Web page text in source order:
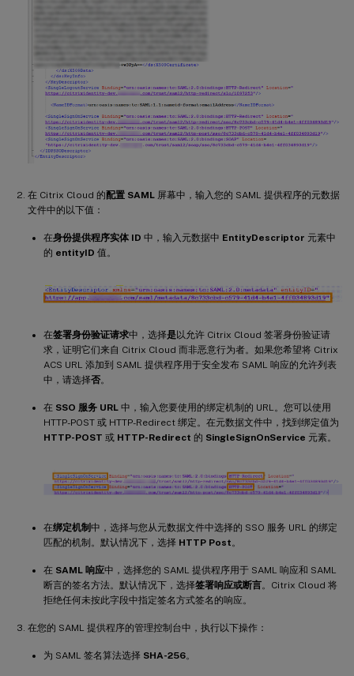
在 Citrix Cloud 的配置 SAML 屏幕中，输入您的 SAML 提供程序的元数据
文件中的以下值：
在身份提供程序实体 ID 中，输入元数据中 EntityDescriptor 元素中
的 entityID 值。
在签署身份验证请求中，选择是以允许 Citrix Cloud 签署身份验证请
求，证明它们来自 Citrix Cloud 而非恶意行为者。如果您希望将 Citrix
ACS URL 添加到 SAML 提供程序用于安全发布 SAML 响应的允许列表
中，请选择否。
在 SSO 服务 URL 中，输入您要使用的绑定机制的 URL。您可以使用
HTTP-POST 或 HTTP-Redirect 绑定。在元数据文件中，找到绑定值为
HTTP-POST 或 HTTP-Redirect 的 SingleSignOnService 元素。
在绑定机制中，选择与您从元数据文件中选择的 SSO 服务 URL 的绑定
匹配的机制。默认情况下，选择 HTTP Post。
在 SAML 响应中，选择您的 SAML 提供程序用于 SAML 响应和 SAML
断言的签名方法。默认情况下，选择签署响应或断言。Citrix Cloud 将
拒绝任何未按此字段中指定签名方式签名的响应。
在您的 SAML 提供程序的管理控制台中，执行以下操作：
为 SAML 签名算法选择 SHA-256。